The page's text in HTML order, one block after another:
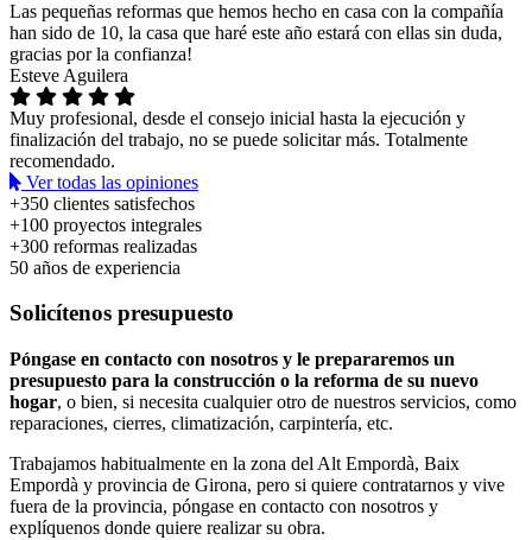
Las pequeñas reformas que hemos hecho en casa con la compañía
han sido de 10, la casa que haré este año estará con ellas sin duda,
gracias por la confianza!
Esteve Aguilera
Muy profesional, desde el consejo inicial hasta la ejecución y
finalización del trabajo, no se puede solicitar más. Totalmente
recomendado.
Ver todas las opiniones
+350 clientes satisfechos
+100 proyectos integrales
+300 reformas realizadas
50 años de experiencia
Solicítenos presupuesto
Póngase en contacto con nosotros y le prepararemos un
presupuesto para la construcción o la reforma de su nuevo
hogar, o bien, si necesita cualquier otro de nuestros servicios, como
reparaciones, cierres, climatización, carpintería, etc.
Trabajamos habitualmente en la zona del Alt Empordà, Baix
Empordà y provincia de Girona, pero si quiere contratarnos y vive
fuera de la provincia, póngase en contacto con nosotros y
explíquenos donde quiere realizar su obra.